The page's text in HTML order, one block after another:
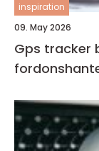
inspiration
09. May 2026
Gps tracker